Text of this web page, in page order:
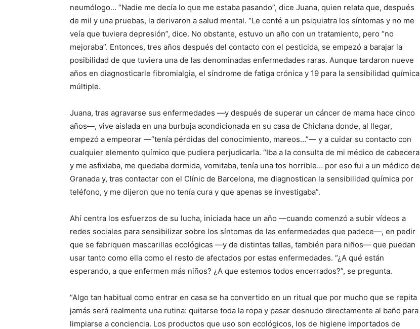
neumólogo… “Nadie me decía lo que me estaba pasando”, dice Juana, quien relata que, después
de mil y una pruebas, la derivaron a salud mental. “Le conté a un psiquiatra los síntomas y no me
veía que tuviera depresión”, dice. No obstante, estuvo un año con un tratamiento, pero “no
mejoraba”. Entonces, tres años después del contacto con el pesticida, se empezó a barajar la
posibilidad de que tuviera una de las denominadas enfermedades raras. Aunque tardaron nueve
años en diagnosticarle fibromialgia, el síndrome de fatiga crónica y 19 para la sensibilidad química
múltiple.
Juana, tras agravarse sus enfermedades —y después de superar un cáncer de mama hace cinco
años—, vive aislada en una burbuja acondicionada en su casa de Chiclana donde, al llegar,
empezó a empeorar —“tenía pérdidas del conocimiento, mareos…”— y a cuidar su contacto con
cualquier elemento químico que pudiera perjudicarla. “Iba a la consulta de mi médico de cabecera
y me asfixiaba, me quedaba dormida, vomitaba, tenía una tos horrible… por eso fui a un médico de
Granada y, tras contactar con el Clínic de Barcelona, me diagnostican la sensibilidad química por
teléfono, y me dijeron que no tenía cura y que apenas se investigaba”.
Ahí centra los esfuerzos de su lucha, iniciada hace un año —cuando comenzó a subir vídeos a
redes sociales para sensibilizar sobre los síntomas de las enfermedades que padece—, en pedir
que se fabriquen mascarillas ecológicas —y de distintas tallas, también para niños— que puedan
usar tanto como ella como el resto de afectados por estas enfermedades. “¿A qué están
esperando, a que enfermen más niños? ¿A que estemos todos encerrados?”, se pregunta.
“Algo tan habitual como entrar en casa se ha convertido en un ritual que por mucho que se repita
jamás será realmente una rutina: quitarse toda la ropa y pasar desnudo directamente al baño para
limpiarse a conciencia. Los productos que uso son ecológicos, los de higiene importados de